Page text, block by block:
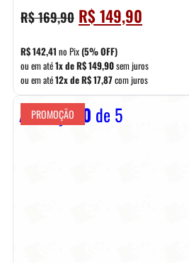
R$169,90 O
preço
original
era:
R$ 169,90.
R$149,90
preço
é:
R$ 149,90.
R$142,41 no Pix(5% OFF)
ou em até1x deR$149,90sem juros
ou em até12x deR$17,87com juros
Avaliação 0 de 5
PROMOÇÃO